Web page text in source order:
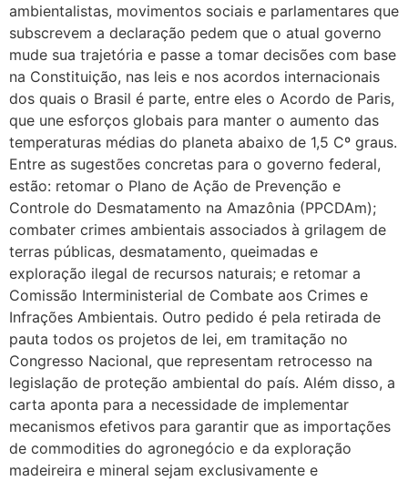
ambientalistas, movimentos sociais e parlamentares que
subscrevem a declaração pedem que o atual governo
mude sua trajetória e passe a tomar decisões com base
na Constituição, nas leis e nos acordos internacionais
dos quais o Brasil é parte, entre eles o Acordo de Paris,
que une esforços globais para manter o aumento das
temperaturas médias do planeta abaixo de 1,5 Cº graus.
Entre as sugestões concretas para o governo federal,
estão: retomar o Plano de Ação de Prevenção e
Controle do Desmatamento na Amazônia (PPCDAm);
combater crimes ambientais associados à grilagem de
terras públicas, desmatamento, queimadas e
exploração ilegal de recursos naturais; e retomar a
Comissão Interministerial de Combate aos Crimes e
Infrações Ambientais. Outro pedido é pela retirada de
pauta todos os projetos de lei, em tramitação no
Congresso Nacional, que representam retrocesso na
legislação de proteção ambiental do país. Além disso, a
carta aponta para a necessidade de implementar
mecanismos efetivos para garantir que as importações
de commodities do agronegócio e da exploração
madeireira e mineral sejam exclusivamente e